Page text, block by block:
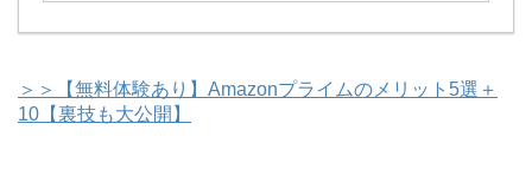
＞＞【無料体験あり】Amazonプライムのメリット5選＋
10【裏技も大公開】